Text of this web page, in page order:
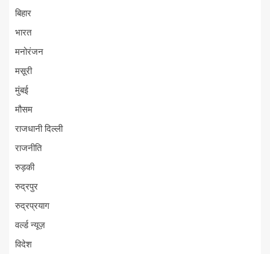
बिहार
भारत
मनोरंजन
मसूरी
मुंबई
मौसम
राजधानी दिल्ली
राजनीति
रुड़की
रुद्रपुर
रुद्रप्रयाग
वर्ल्ड न्यूज़
विदेश